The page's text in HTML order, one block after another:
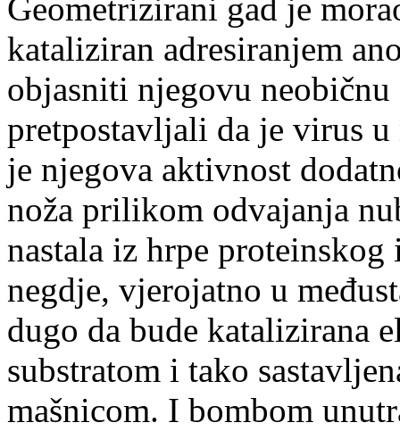
Geometrizirani gad je
kataliziran adresiranjem
objasniti njegovu
pretpostavljali da je virus
je njegova aktivnost
noža prilikom odvajanja
nastala iz hrpe proteinskog
negdje, vjerojatno u
dugo da bude katalizirana
substratom i tako
mašnicom. I bombom